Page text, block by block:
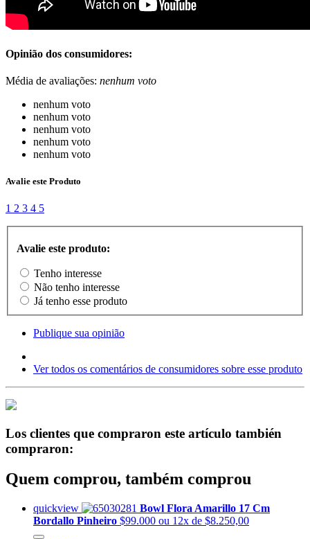
Opinião dos consumidores:
Média de avaliações: nenhum voto
nenhum voto
nenhum voto
nenhum voto
nenhum voto
nenhum voto
Avalie este Produto
1 2 3 4 5
Avalie este produto:
Tenho interesse
Não tenho interesse
Já tenho esse produto
Publique sua opinião
Ver todos os comentários de consumidores sobre esse produto
Los clientes que compraron este artículo también
compraron:
Quem comprou, também comprou
quickview
Bowl Flora Amarillo 17 Cm
Bordallo Pinheiro $99.000 ou 12x de $8.250,00